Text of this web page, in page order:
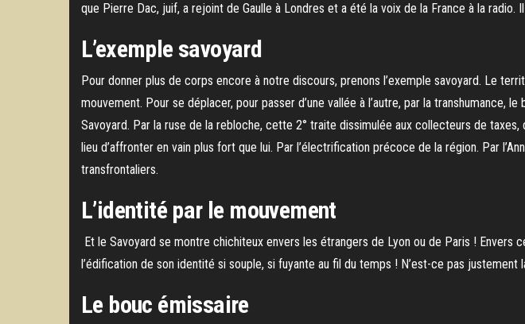
que Pierre Dac, juif, a rejoint de Gaulle à Londres et a été la voix de la France à la radio.
L’exemple savoyard
Pour donner plus de corps encore à notre discours, prenons l’exemple savoyard. Le
mouvement. Pour se déplacer, pour passer d’une vallée à l’autre, par la transhumance,
Savoyard. Par la ruse de la rebloche, cette 2° traite dissimulée aux collecteurs de taxes,
lieu d’affronter en vain plus fort que lui. Par l’électrification précoce de la région. Par
transfrontaliers.
L’identité par le mouvement
Et le Savoyard se montre chichiteux envers les étrangers de Lyon ou de Paris !
l’édification de son identité si souple, si fuyante au fil du temps ! N’est-ce pas
Le bouc émissaire